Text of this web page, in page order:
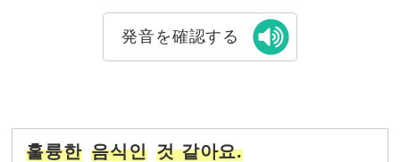
発音を確認する
훌륭한 음식인 것 같아요.